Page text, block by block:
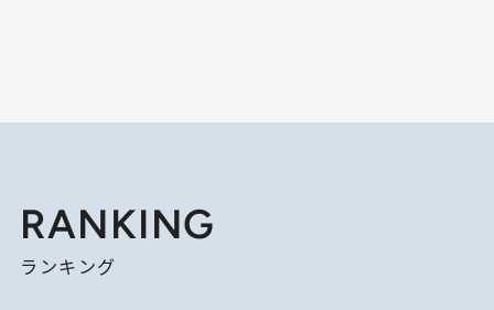
RANKING
ランキング